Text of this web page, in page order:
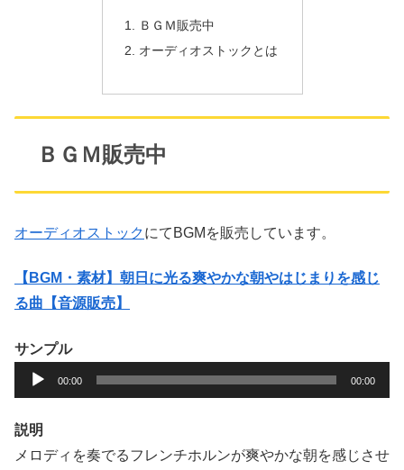
ＢＧＭ販売中
オーディオストックとは
ＢＧＭ販売中
オーディオストックにてBGMを販売しています。
【BGM・素材】朝日に光る爽やかな朝やはじまりを感じ
る曲【音源販売】
サンプル
声
プ
レ
00:00 00:00
説明
メロディを奏でるフレンチホルンが爽やかな朝を感じさせ